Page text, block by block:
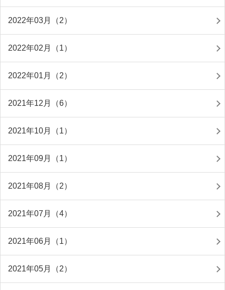
2022年03月（2）
2022年02月（1）
2022年01月（2）
2021年12月（6）
2021年10月（1）
2021年09月（1）
2021年08月（2）
2021年07月（4）
2021年06月（1）
2021年05月（2）